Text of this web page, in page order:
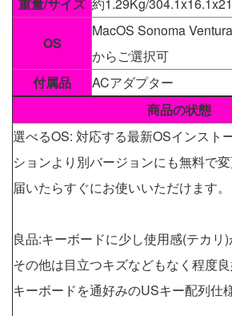
OS
MacOS Sonoma
からご選択可
付属品
ACアダプター
商品の状態
選べるOS: 対応する最新OSインスト
ションより別バージョンにも無料で変
届いたらすぐにお使いいただけます。
良品:キーボードに少し使用感(テカリ
その他は目立つキズなどもなく程度良
キーボードを通好みのUSキー配列仕